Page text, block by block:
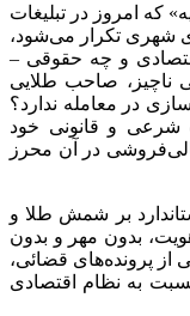
که امروز در تبلیغات
شهری تکرار می‌شود،
و چه حقوقی –
ناچیز، صاحب طلایی
در معامله ندارد؟
شرعی و قانونی خود
در آن محرز
بر شمش طلا و
بدون مهر و بدون
پرونده‌های قضائی،
به نظام اقتصادی